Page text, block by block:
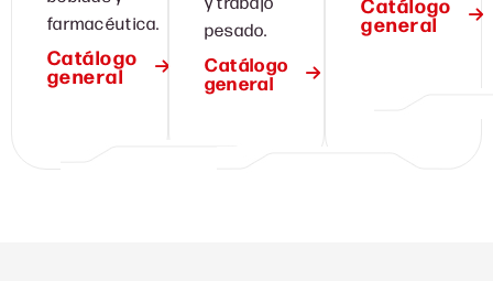
farmacéutica.
Catálogo
general
pesado.
Catálogo
general
general